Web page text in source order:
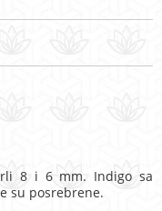
8 i 6 mm. Indigo sa
su posrebrene.